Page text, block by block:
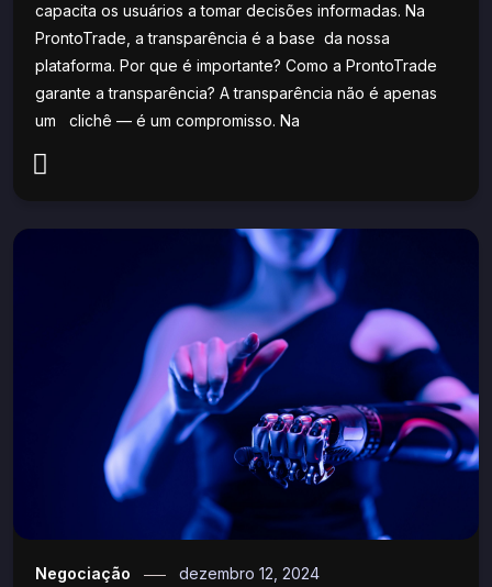
capacita os usuários a tomar decisões informadas. Na
ProntoTrade, a transparência é a base da nossa
plataforma. Por que é importante? Como a ProntoTrade
garante a transparência? A transparência não é apenas
um clichê — é um compromisso. Na
Negociação dezembro 12, 2024